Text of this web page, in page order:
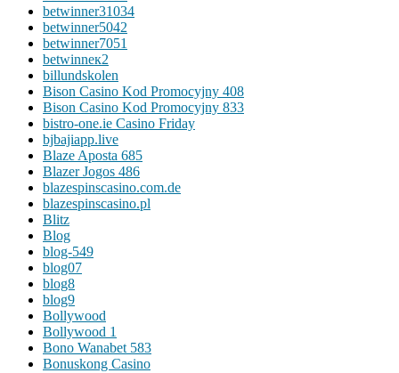
betwinner31034
betwinner5042
betwinner7051
betwinneк2
billundskolen
Bison Casino Kod Promocyjny 408
Bison Casino Kod Promocyjny 833
bistro-one.ie Casino Friday
bjbajiapp.live
Blaze Aposta 685
Blazer Jogos 486
blazespinscasino.com.de
blazespinscasino.pl
Blitz
Blog
blog-549
blog07
blog8
blog9
Bollywood
Bollywood 1
Bono Wanabet 583
Bonuskong Casino